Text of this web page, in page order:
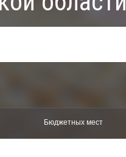
Бюджетных мест